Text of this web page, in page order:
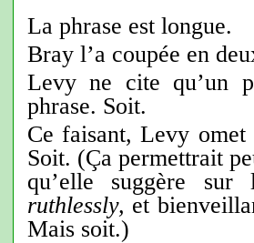
La phrase est longue.
Bray l’a coupée en
Levy ne cite qu’un
phrase. Soit.
Ce faisant, Levy omet
Soit. (Ça permettrait
qu’elle suggère
ruthlessly, et
Mais soit.)